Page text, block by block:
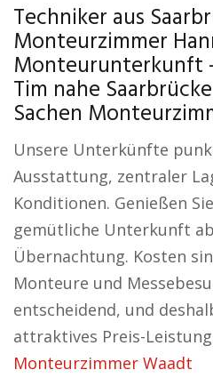
Techniker aus
Monteurzimmer
Monteurunterkunft
Tim nahe
Sachen
Unsere Unterkünfte
Ausstattung, zentraler
Konditionen. Genießen
gemütliche Unterkunft
Übernachtung. Kosten
Monteure und
entscheidend, und
attraktives Preis-
Monteurzimmer Waadt